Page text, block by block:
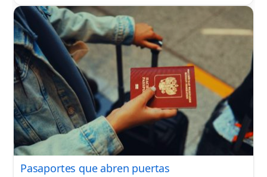
Pasaportes que abren puertas